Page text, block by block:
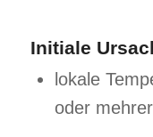
Initiale
lokale
oder